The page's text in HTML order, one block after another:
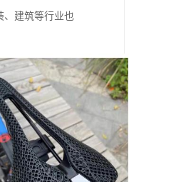
、建筑等行业也